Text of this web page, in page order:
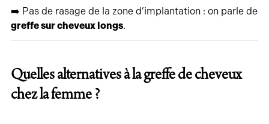
➡️ Pas de rasage de la zone d’implantation : on parle de
greffe sur cheveux longs.
Quelles alternatives à la greffe de cheveux
chez la femme ?